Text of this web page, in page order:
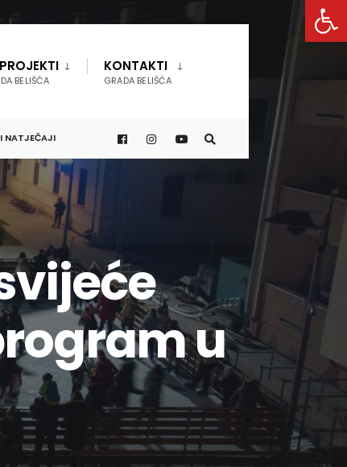
BELIŠĆA
KONTAKTI
GRADA BELIŠĆA
NATJEČAJI
u